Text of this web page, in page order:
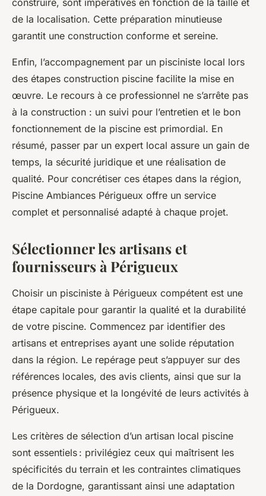
construire, sont impératives en fonction de la taille et
de la localisation. Cette préparation minutieuse
garantit une construction conforme et sereine.
Enfin, l’accompagnement par un pisciniste local lors
des étapes construction piscine facilite la mise en
œuvre. Le recours à ce professionnel ne s’arrête pas
à la construction : un suivi pour l’entretien et le bon
fonctionnement de la piscine est primordial. En
résumé, passer par un expert local assure un gain de
temps, la sécurité juridique et une réalisation de
qualité. Pour concrétiser ces étapes dans la région,
Piscine Ambiances Périgueux offre un service
complet et personnalisé adapté à chaque projet.
Sélectionner les artisans et
fournisseurs à Périgueux
Choisir un pisciniste à Périgueux compétent est une
étape capitale pour garantir la qualité et la durabilité
de votre piscine. Commencez par identifier des
artisans et entreprises ayant une solide réputation
dans la région. Le repérage peut s’appuyer sur des
références locales, des avis clients, ainsi que sur la
présence physique et la longévité de leurs activités à
Périgueux.
Les critères de sélection d’un artisan local piscine
sont essentiels : privilégiez ceux qui maîtrisent les
spécificités du terrain et les contraintes climatiques
de la Dordogne, garantissant ainsi une adaptation